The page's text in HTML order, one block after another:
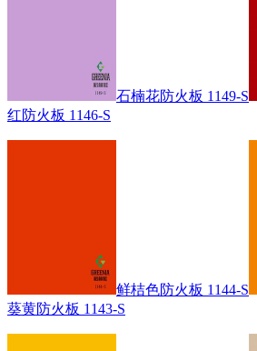
石楠花防火板 1149-S
红防火板 1146-S
鲜桔色防火板 1144-S
葵黄防火板 1143-S